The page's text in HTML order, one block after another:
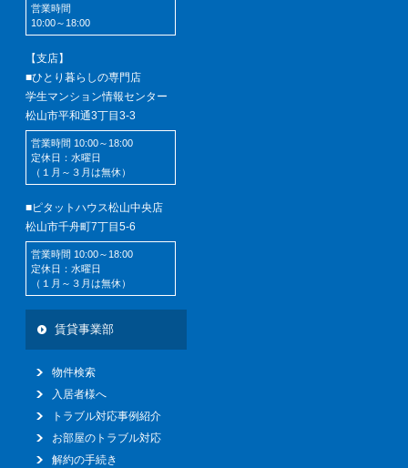
営業時間
10:00～18:00
【支店】
■ひとり暮らしの専門店
学生マンション情報センター
松山市平和通3丁目3-3
営業時間 10:00～18:00
定休日：水曜日
（１月～３月は無休）
■ピタットハウス松山中央店
松山市千舟町7丁目5-6
営業時間 10:00～18:00
定休日：水曜日
（１月～３月は無休）
賃貸事業部
物件検索
入居者様へ
トラブル対応事例紹介
お部屋のトラブル対応
解約の手続き